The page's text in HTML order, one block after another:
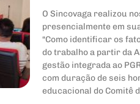
O Sincovaga realizou
presencialmente em
“Como identificar os
do trabalho a partir da
gestão integrada ao
com duração de seis
educacional do Comitê